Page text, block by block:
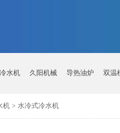
水机 久阳机械 导热油炉 双温
机 > 水冷式冷水机